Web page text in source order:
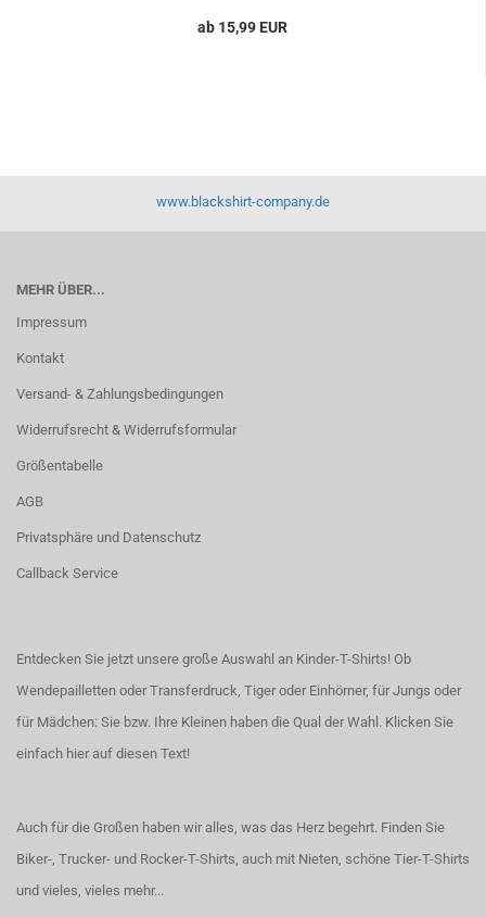
ab 15,99 EUR
www.blackshirt-company.de
MEHR ÜBER...
Impressum
Kontakt
Versand- & Zahlungsbedingungen
Widerrufsrecht & Widerrufsformular
Größentabelle
AGB
Privatsphäre und Datenschutz
Callback Service
Entdecken Sie jetzt unsere große Auswahl an Kinder-T-Shirts! Ob
Wendepailletten oder Transferdruck, Tiger oder Einhörner, für Jungs oder
für Mädchen: Sie bzw. Ihre Kleinen haben die Qual der Wahl. Klicken Sie
einfach hier auf diesen Text!
Auch für die Großen haben wir alles, was das Herz begehrt. Finden Sie
Biker-, Trucker- und Rocker-T-Shirts, auch mit Nieten, schöne Tier-T-Shirts
und vieles, vieles mehr...